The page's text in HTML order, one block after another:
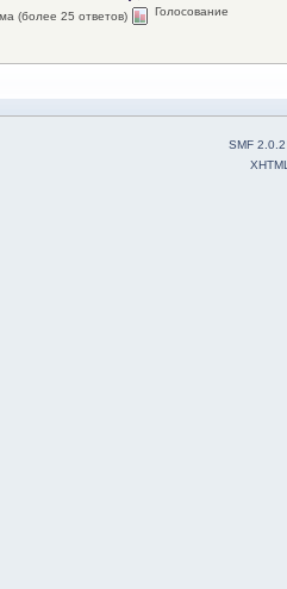
(более 25 ответов)
Голосование
SMF 2.0.2